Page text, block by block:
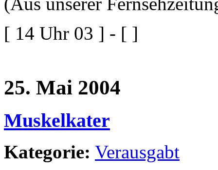
[ 14 Uhr 03 ] - [ ]
25. Mai 2004
Muskelkater
Kategorie: Verausgabt